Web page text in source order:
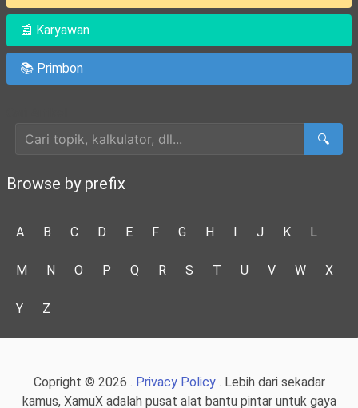
📰 Karyawan
📚 Primbon
🔍
Browse by prefix
A B C D E F G H I J K L
M N O P Q R S T U V W X
Y Z
Copright © 2026 . Privacy Policy. Lebih dari sekadar
kamus, XamuX adalah pusat alat bantu pintar untuk gaya